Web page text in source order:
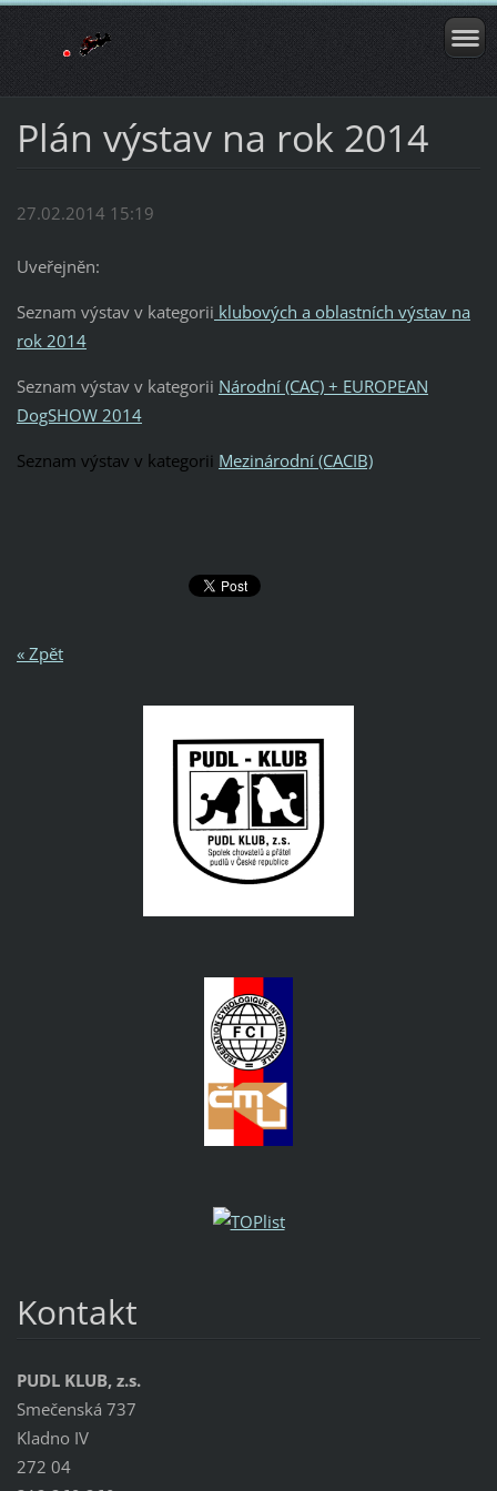
Plán výstav na rok 2014
27.02.2014 15:19
Uveřejněn:
Seznam výstav v kategorii klubových a oblastních výstav na
rok 2014
Seznam výstav v kategorii Národní (CAC) + EUROPEAN
DogSHOW 2014
Seznam výstav v kategorii Mezinárodní (CACIB)
« Zpět
Kontakt
PUDL KLUB, z.s.
Smečenská 737
Kladno IV
272 04